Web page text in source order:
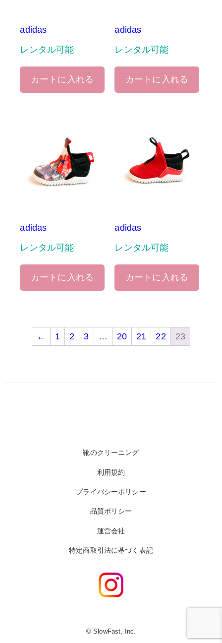
adidas
レンタル可能
カートに入れる
adidas
レンタル可能
カートに入れる
adidas
レンタル可能
カートに入れる
adidas
レンタル可能
カートに入れる
← 1 2 3 … 20 21 22 23
靴のクリーニング
利用規約
プライバシーポリシー
品質ポリシー
運営会社
特定商取引法に基づく表記
© SlowFast, Inc.